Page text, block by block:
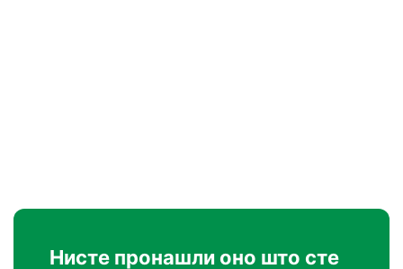
Нисте пронашли оно што сте